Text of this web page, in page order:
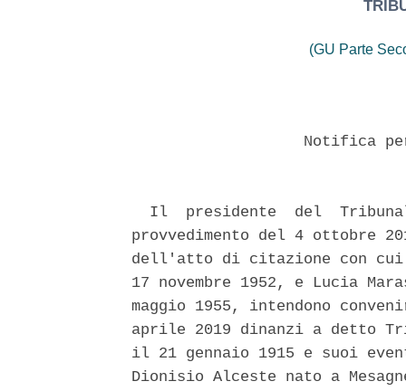
(GU Parte
Notifica
Il  presidente  del
provvedimento del 4 ottobre
dell'atto di citazione con cui
17 novembre 1952, e Lucia
maggio 1955, intendono
aprile 2019 dinanzi a detto
il 21 gennaio 1915 e suoi
Dionisio Alceste nato a